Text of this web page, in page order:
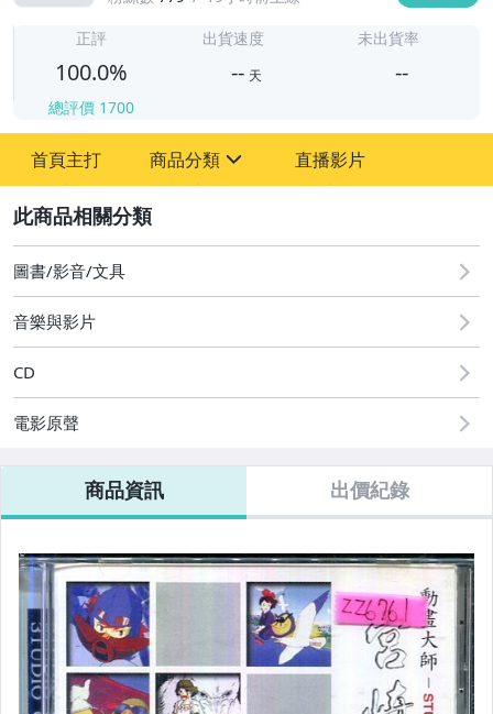
正評
100.0%
總評價 1700
出貨速度
-- 天
未出貨率
--
首頁主打 商品分類
其它
直播影片
圖書/影音/文具
音樂與影片
CD
電影原聲
商品資訊 出價紀錄